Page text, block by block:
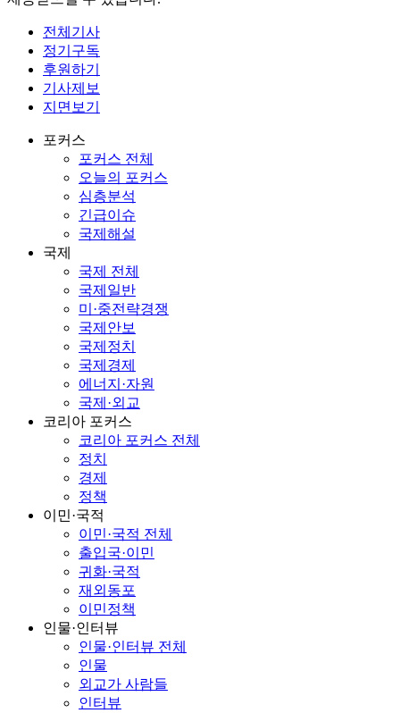
전체기사
정기구독
후원하기
기사제보
지면보기
포커스
포커스 전체
오늘의 포커스
심층분석
긴급이슈
국제해설
국제
국제 전체
국제일반
미·중전략경쟁
국제안보
국제정치
국제경제
에너지·자원
국제·외교
코리아 포커스
코리아 포커스 전체
정치
경제
정책
이민·국적
이민·국적 전체
출입국·이민
귀화·국적
재외동포
이민정책
인물·인터뷰
인물·인터뷰 전체
인물
외교가 사람들
인터뷰